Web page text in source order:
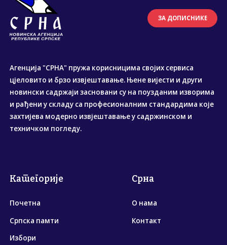
ЗА ДОПИСНИКЕ
Агенција "СРНА" пружа корисницима својих сервиса
цјеловито и брзо извјештавање. Њене вијести и други
новински садржаји засновани су на поузданим изворима
и рађени у складу са професионалним стандардима које
захтијева модерно извјештавање у садржинском и
техничком погледу.
Категорије
Почетна
Српска памти
Избори
Срна
О нама
Контакт